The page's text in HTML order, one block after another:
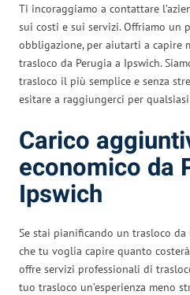
Ti incoraggiamo a contattare
sui costi e sui servizi. Offriamo un
obbligazione, per aiutarti a capire
trasloco da Perugia a Ipswich.
trasloco il più semplice e senza
esitare a raggiungerci per
Carico
economico da
Ipswich
Se stai pianificando un trasloco da
che tu voglia capire quanto
offre servizi professionali di
tuo trasloco un’esperienza meno